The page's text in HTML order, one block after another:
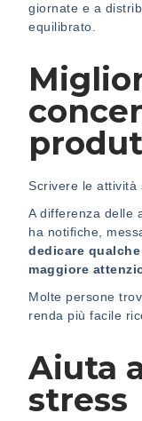
giornate e a
equilibrato.
Scrivere le attività
A differenza delle
ha notifiche,
dedicare
maggiore
Molte persone
renda più facile
Aiuta
stress